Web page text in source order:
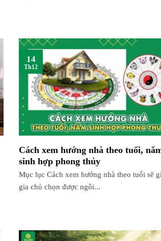
Cách xem hướng nhà theo tuổi,
sinh hợp phong thủy
Mục lục Cách xem hướng nhà theo tuổi sẽ
gia chủ chọn được ngôi...
14
Th12